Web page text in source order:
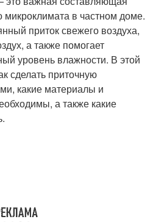
микроклимата в частном доме.
приток свежего воздуха,
а также помогает
уровень влажности. В этой
сделать приточную
какие материалы и
а также какие